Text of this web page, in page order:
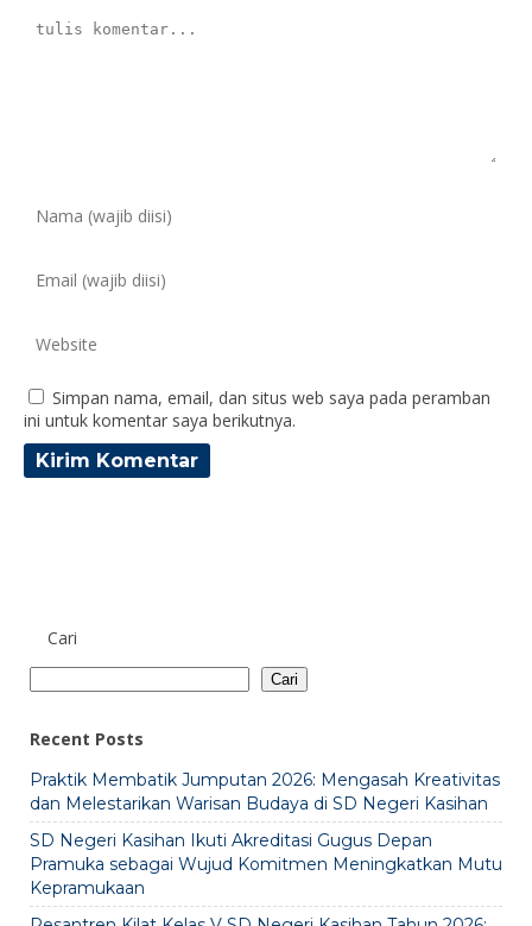
Simpan nama, email, dan situs web saya pada peramban
ini untuk komentar saya berikutnya.
Cari
Cari
Recent Posts
Praktik Membatik Jumputan 2026: Mengasah Kreativitas
dan Melestarikan Warisan Budaya di SD Negeri Kasihan
SD Negeri Kasihan Ikuti Akreditasi Gugus Depan
Pramuka sebagai Wujud Komitmen Meningkatkan Mutu
Kepramukaan